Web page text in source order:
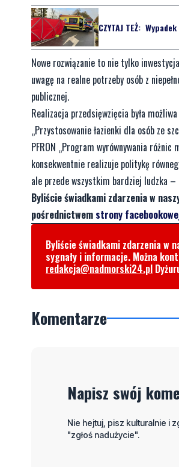
CZYTAJ TEŻ:
Nowe rozwiązanie to nie tylko
uwagę na realne potrzeby osób z
publicznej.
Realizacja przedsięwzięcia była
„Przystosowanie łazienki dla osób ze
PFRON „Program wyrównywania
konsekwentnie realizuje politykę
ale przede wszystkim bardziej ludzka
Byliście świadkami zdarzenia w
pośrednictwem strony
Byliście świadkami zdarzenia w
sygnały i informacje. Można
redakcja@nadmorski24.pl
Komentarze
Napisz swój
Nie hejtuj, pisz kulturalnie i
"zgłoś nadużycie".